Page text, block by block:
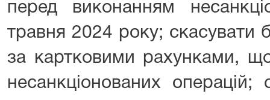
перед виконанням
травня 2024 року; скасувати
за картковими рахунками,
несанкціонованих операцій;